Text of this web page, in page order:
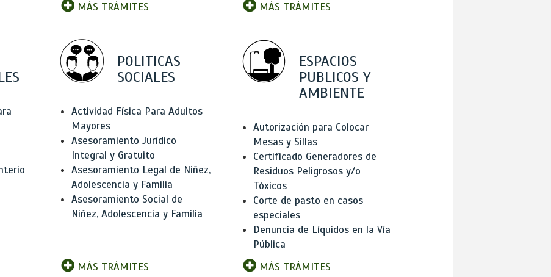
MÁS TRÁMITES
MÁS TRÁMITES
POLITICAS
SOCIALES
Actividad Física Para Adultos
Mayores
Asesoramiento Jurídico
Integral y Gratuito
Asesoramiento Legal de Niñez,
Adolescencia y Familia
Asesoramiento Social de
Niñez, Adolescencia y Familia
MÁS TRÁMITES
ESPACIOS
PUBLICOS Y
AMBIENTE
Autorización para Colocar
Mesas y Sillas
Certificado Generadores de
Residuos Peligrosos y/o
Tóxicos
Corte de pasto en casos
especiales
Denuncia de Líquidos en la Vía
Pública
MÁS TRÁMITES